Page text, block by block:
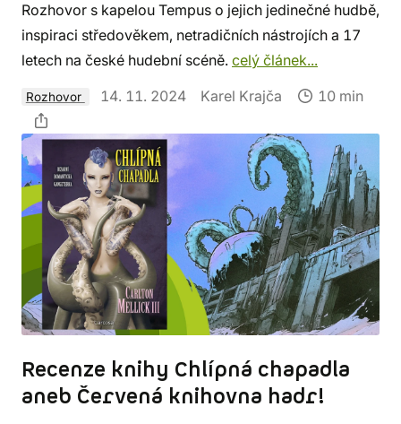
Rozhovor s kapelou Tempus o jejich jedinečné hudbě,
inspiraci středověkem, netradičních nástrojích a 17
letech na české hudební scéně. celý článek...
Rozhovor 14. 11. 2024 Karel Krajča 10 min
Recenze knihy Chlípná chapadla
aneb Červená knihovna hadr!